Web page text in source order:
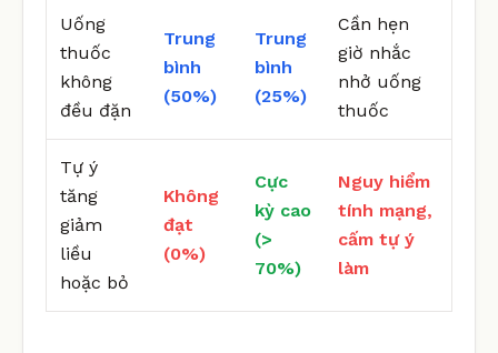
Uống
thuốc
không
đều đặn
Trung
bình
(50%)
Trung
bình
(25%)
Cần hẹn
giờ nhắc
nhở uống
thuốc
Tự ý
tăng
giảm
liều
hoặc bỏ
Không
đạt
(0%)
Cực
kỳ cao
(>
70%)
Nguy hiểm
tính mạng,
cấm tự ý
làm